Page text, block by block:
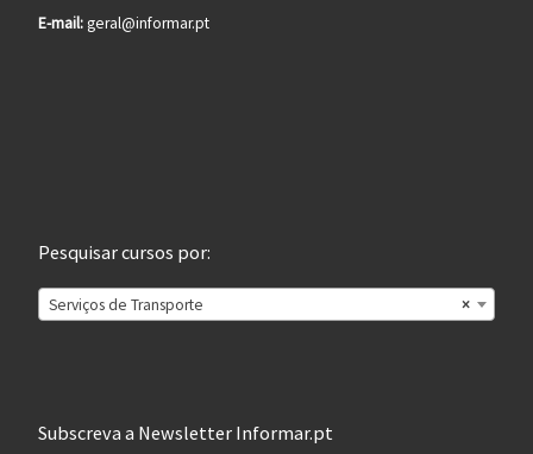
E-mail:geral@informar.pt
Pesquisar cursos por:
×
Serviços de Transporte
Subscreva a Newsletter Informar.pt